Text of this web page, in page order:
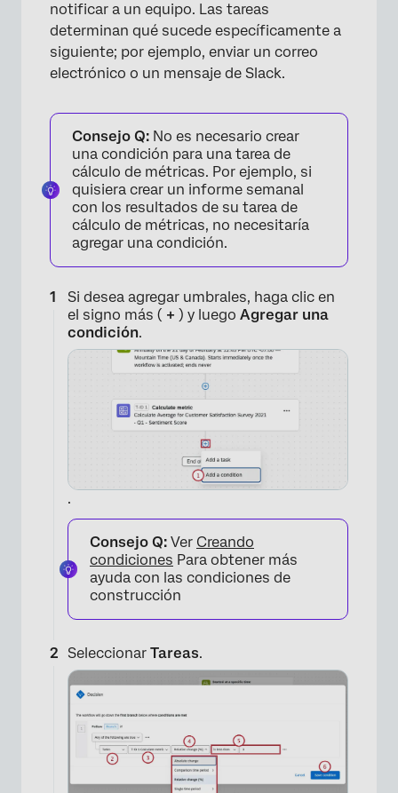
notificar a un equipo. Las tareas
determinan qué sucede específicamente a
siguiente; por ejemplo, enviar un correo
electrónico o un mensaje de Slack.
Consejo Q: No es necesario crear
una condición para una tarea de
cálculo de métricas. Por ejemplo, si
quisiera crear un informe semanal
con los resultados de su tarea de
cálculo de métricas, no necesitaría
agregar una condición.
Si desea agregar umbrales, haga clic en
el signo más ( + ) y luego Agregar una
condición.
.
Consejo Q: Ver Creando
condiciones Para obtener más
ayuda con las condiciones de
construcción
Seleccionar Tareas.